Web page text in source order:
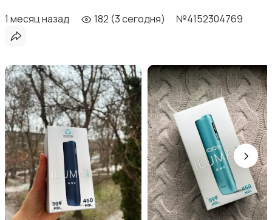
1 месяц назад 182 (3 сегодня) №4152304769